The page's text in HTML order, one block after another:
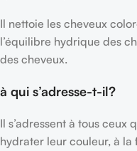
Il nettoie les cheveux
l’équilibre hydrique des
des cheveux.
à qui s’adresse-t-il?
Il s’adressent à tous
hydrater leur couleur, à